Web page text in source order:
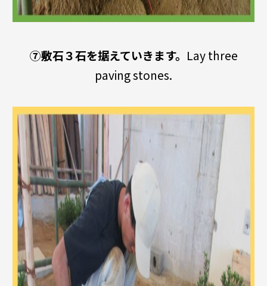
⑦敷石３石を据えていきます。 Lay three
paving stones.